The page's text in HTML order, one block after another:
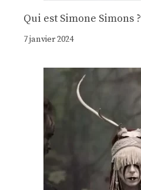
Qui est Simone Simons ?
7 janvier 2024